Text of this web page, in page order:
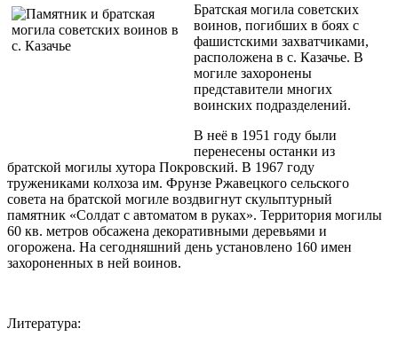
Братская могила советских
воинов, погибших в боях с
фашистскими захватчиками,
расположена в с. Казачье. В
могиле захоронены
представители многих
воинских подразделений.
В неё в 1951 году были
перенесены останки из
братской могилы хутора Покровский. В 1967 году
тружениками колхоза им. Фрунзе Ржавецкого сельского
совета на братской могиле воздвигнут скульптурный
памятник «Солдат с автоматом в руках». Территория могилы
60 кв. метров обсажена декоративными деревьями и
огорожена. На сегодняшний день установлено 160 имен
захороненных в ней воинов.
Литература: